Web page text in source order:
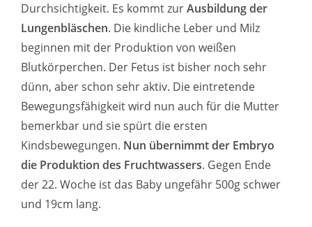
Durchsichtigkeit. Es kommt zurAusbildung der
Lungenbläschen. Die kindliche Leber und Milz
beginnen mit der Produktion von weißen
Blutkörperchen. Der Fetus ist bisher noch sehr
dünn, aber schon sehr aktiv. Die eintretende
Bewegungsfähigkeit wird nun auch für die Mutter
bemerkbar und sie spürt die ersten
Kindsbewegungen. Nun übernimmt der Embryo
die Produktion des Fruchtwassers. Gegen Ende
der 22. Woche ist das Baby ungefähr 500g schwer
und 19cm lang.